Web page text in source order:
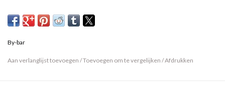
De kraag voegt een verfijnd detail toe aan het ontwerp.
Combineer met de robyn viscose pant om je combi-set compleet te
By-bar
Aan verlanglijst toevoegen /Toevoegen om te vergelijken /Afdrukken